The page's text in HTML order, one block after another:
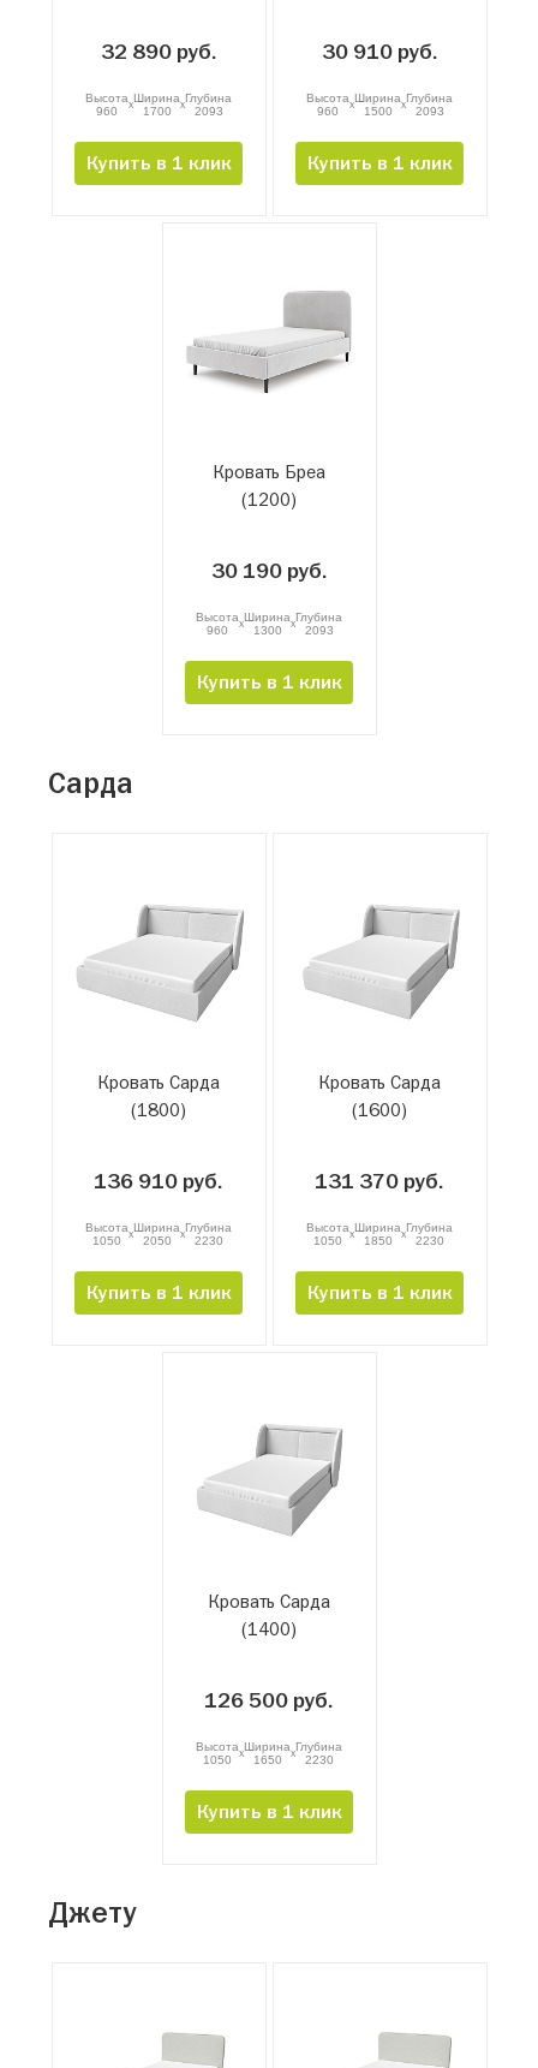
32 890 руб.
Высота
960
xШирина
1700
xГлубина
2093
Купить в 1 клик
30 910 руб.
Высота
960
xШирина
1500
xГлубина
2093
Купить в 1 клик
Кровать Бреа
(1200)
30 190 руб.
Высота
960
xШирина
1300
xГлубина
2093
Купить в 1 клик
Сарда
Кровать Сарда
(1800)
136 910 руб.
Высота
1050
xШирина
2050
xГлубина
2230
Купить в 1 клик
Кровать Сарда
(1600)
131 370 руб.
Высота
1050
xШирина
1850
xГлубина
2230
Купить в 1 клик
Кровать Сарда
(1400)
126 500 руб.
Высота
1050
xШирина
1650
xГлубина
2230
Купить в 1 клик
Джету